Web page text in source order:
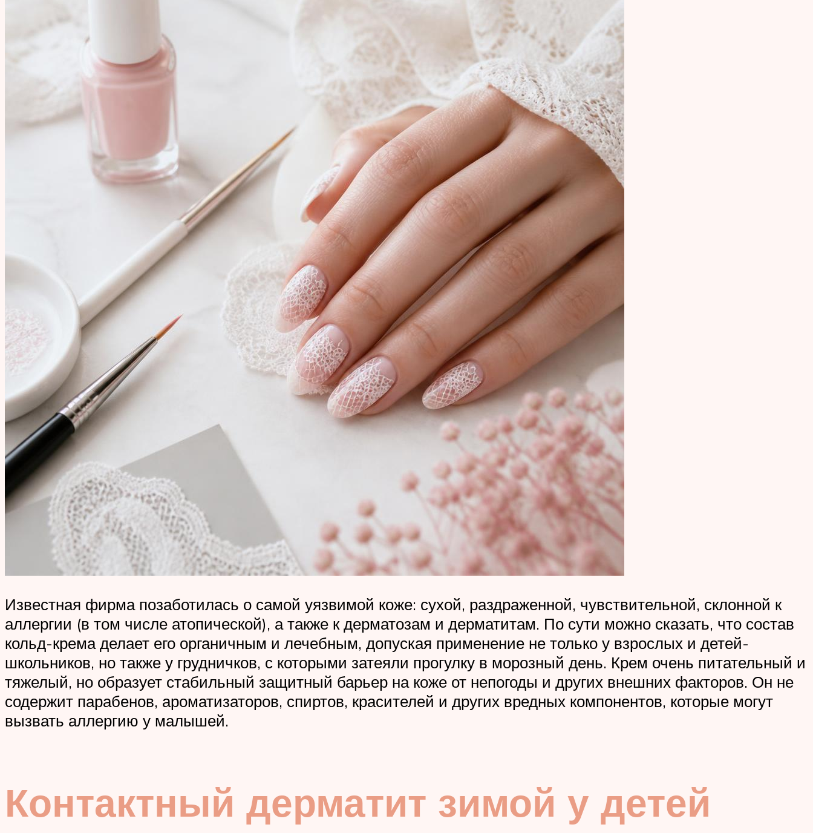
Известная фирма позаботилась о самой уязвимой коже: сухой, раздраженной, чувствительной, склонной к
аллергии (в том числе атопической), а также к дерматозам и дерматитам. По сути можно сказать, что состав
кольд-крема делает его органичным и лечебным, допуская применение не только у взрослых и детей-
школьников, но также у грудничков, с которыми затеяли прогулку в морозный день. Крем очень питательный и
тяжелый, но образует стабильный защитный барьер на коже от непогоды и других внешних факторов. Он не
содержит парабенов, ароматизаторов, спиртов, красителей и других вредных компонентов, которые могут
вызвать аллергию у малышей.
Контактный дерматит зимой у детей